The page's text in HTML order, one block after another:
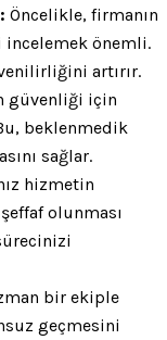
Öncelikle, firmanın
önemli.
artırır.
güvenliği için
beklenmedik
sağlar.
hizmetin
olunması
bir ekiple
geçmesini